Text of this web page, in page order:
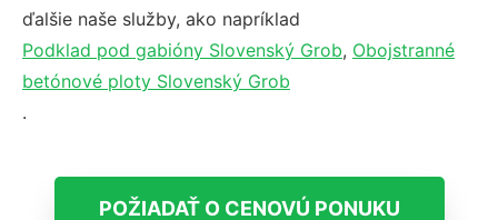
ďalšie naše služby, ako napríklad
Podklad pod gabióny Slovenský Grob, Obojstranné
betónové ploty Slovenský Grob
.
POŽIADAŤ O CENOVÚ PONUKU